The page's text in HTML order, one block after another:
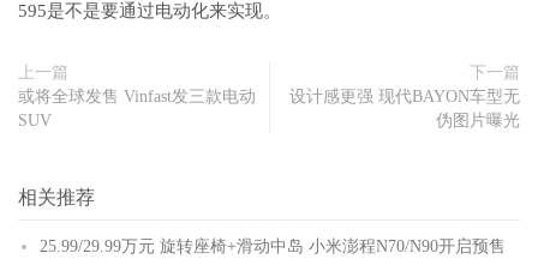
595是不是要通过电动化来实现。
上一篇
或将全球发售 Vinfast发三款电动
SUV
下一篇
设计感更强 现代BAYON车型无
伪图片曝光
相关推荐
25.99/29.99万元 旋转座椅+滑动中岛 小米澎程N70/N90开启预售